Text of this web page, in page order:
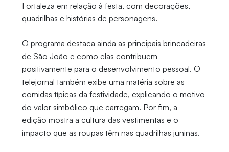
Fortaleza em relação à festa, com decorações,
quadrilhas e histórias de personagens.
O programa destaca ainda as principais brincadeiras
de São João e como elas contribuem
positivamente para o desenvolvimento pessoal. O
telejornal também exibe uma matéria sobre as
comidas típicas da festividade, explicando o motivo
do valor simbólico que carregam. Por fim, a
edição mostra a cultura das vestimentas e o
impacto que as roupas têm nas quadrilhas juninas.